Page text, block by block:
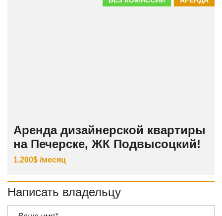
Аренда дизайнерской квартиры
на Печерске, ЖК Подвысоцкий!
1.200$ /месяц
Написать владельцу